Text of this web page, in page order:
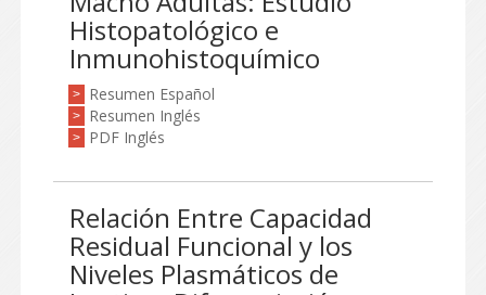
Histopatológico e
Inmunohistoquímico
> Resumen Español
> Resumen Inglés
> PDF Inglés
Relación Entre Capacidad
Residual Funcional y los
Niveles Plasmáticos de